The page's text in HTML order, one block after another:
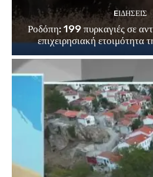
EΙΔΗΣΕΙΣ
Ροδόπη: 199 πυρκαγιές σε
επιχειρησιακή ετοιμότητα